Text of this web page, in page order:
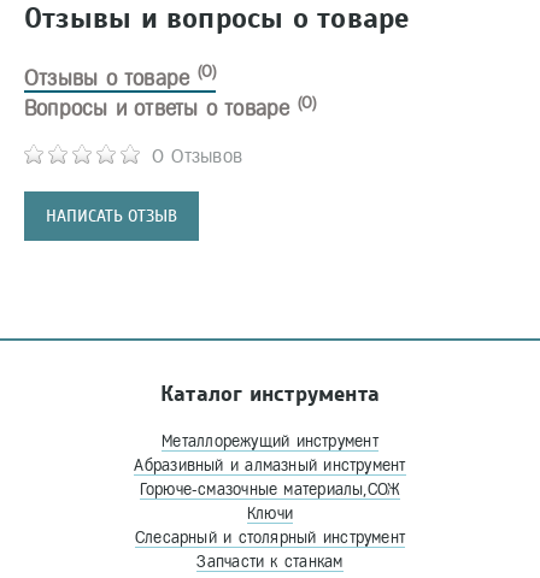
Отзывы и вопросы о товаре
Отзывы о товаре (0)
0 Отзывов
НАПИСАТЬ ОТЗЫВ
Вопросы и ответы о товаре (0)
Каталог инструмента
Металлорежущий инструмент
Абразивный и алмазный инструмент
Горюче-смазочные материалы,СОЖ
Ключи
Слесарный и столярный инструмент
Запчасти к станкам